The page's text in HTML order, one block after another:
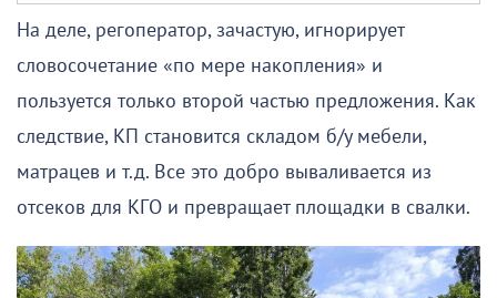
На деле, регоператор, зачастую, игнорирует
словосочетание «по мере накопления» и
пользуется только второй частью предложения. Как
следствие, КП становится складом б/у мебели,
матрацев и т.д. Все это добро вываливается из
отсеков для КГО и превращает площадки в свалки.